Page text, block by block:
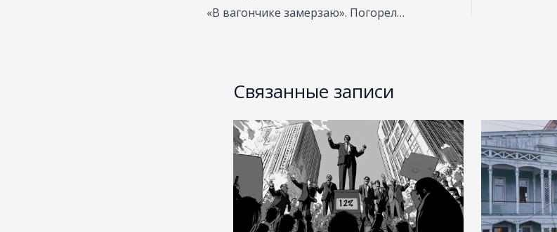
«В вагончике замерзаю». Погорелец из Кумино спешит построить к зиме одну теплую комнату
Связанные записи